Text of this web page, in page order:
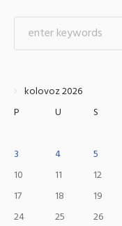
kolovoz 2026
P
U S
3
4 5
10
11 12
17
18 19
24
25 26